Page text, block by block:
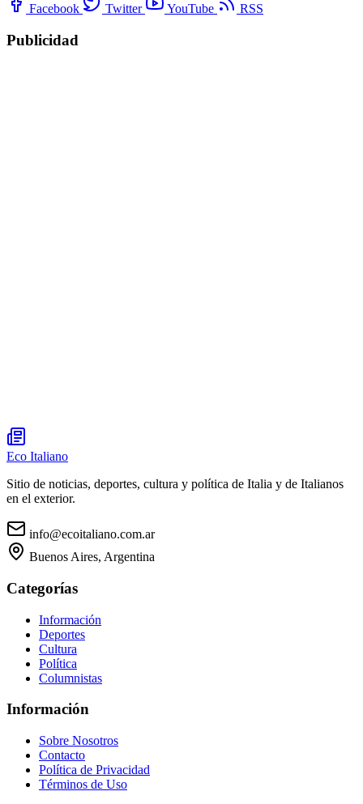
Facebook Twitter YouTube RSS
Publicidad
Eco Italiano
Sitio de noticias, deportes, cultura y política de Italia y de Italianos
en el exterior.
info@ecoitaliano.com.ar
Buenos Aires, Argentina
Categorías
Información
Deportes
Cultura
Política
Columnistas
Información
Sobre Nosotros
Contacto
Política de Privacidad
Términos de Uso